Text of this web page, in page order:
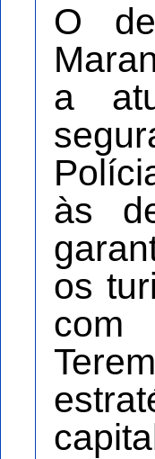
O
a
às
os
com